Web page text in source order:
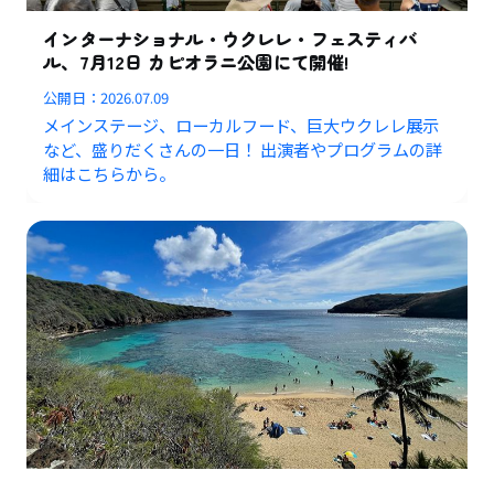
インターナショナル・ウクレレ・フェスティバ
ル、7月12日 カピオラニ公園にて開催!
公開日：2026.07.09
メインステージ、ローカルフード、巨大ウクレレ展示
など、盛りだくさんの一日！ 出演者やプログラムの詳
細はこちらから。